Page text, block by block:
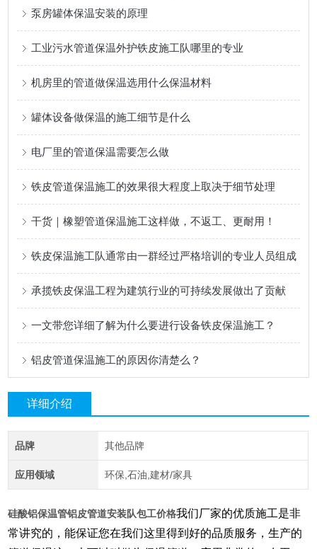
泵房罐体保温安装的原理
工业污水管道保温外护铁皮施工队哪里的专业
机房里的管道做保温选用什么保温材料
罐体设备做保温的施工细节是什么
电厂里的管道保温需要怎么做
铁皮管道保温施工的效果很大程度上取决于细节处理
干货｜橡塑管道保温施工这样做，不返工、更耐用！
铁皮保温施工队通常由一群经过严格培训的专业人员组成
承揽铁皮保温工程为建筑行业的可持续发展做出了贡献
一文带您详细了解为什么要进行设备铁皮保温施工？
铝皮管道保温施工的原因你清楚么？
详细介绍
品牌 其他品牌
应用领域 环保,石油,建材/家具
硅酸铝保温管铝皮管道安装队包工价格我们厂家的优质施工是非
常讲究的，能保证您在我们这里得到好的品质服务，生产的